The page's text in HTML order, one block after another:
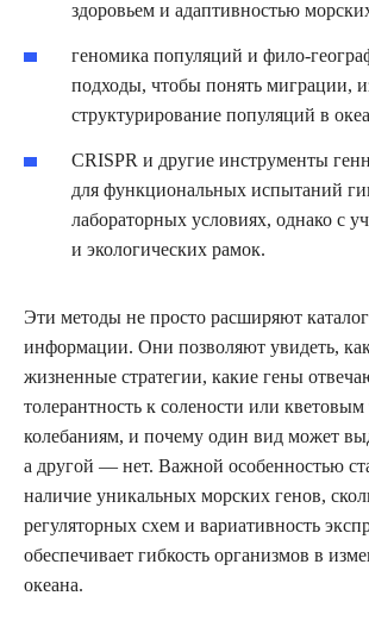
здоровьем и адаптивностью
геномика популяций и фило-
подходы, чтобы понять миграции,
структурирование популяций в
CRISPR и другие инструменты
для функциональных испытаний
лабораторных условиях, однако с
и экологических рамок.
Эти методы не просто расширяют
информации. Они позволяют увидеть,
жизненные стратегии, какие гены
толерантность к солености или
колебаниям, и почему один вид может
а другой — нет. Важной особенностью
наличие уникальных морских генов,
регуляторных схем и вариативность
обеспечивает гибкость организмов в
океана.